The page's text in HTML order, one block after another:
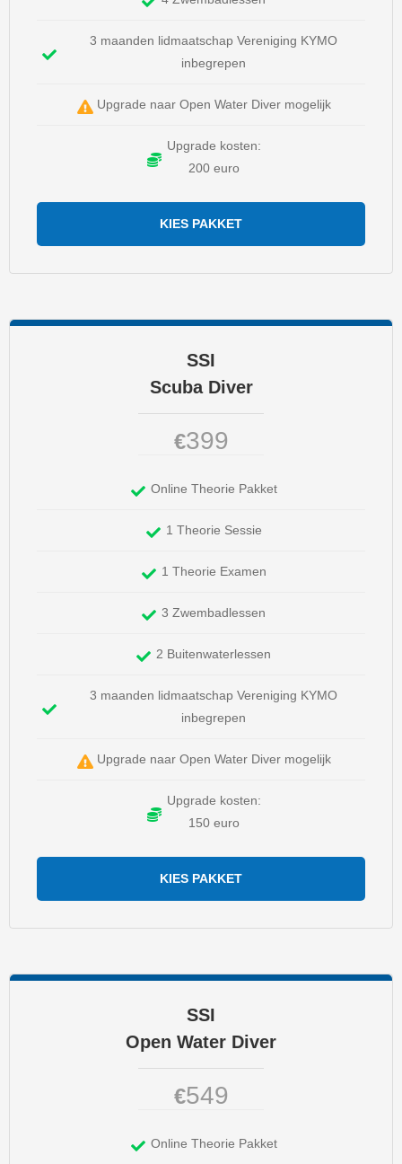
3 maanden lidmaatschap Vereniging KYMO
inbegrepen
Upgrade naar Open Water Diver mogelijk
Upgrade kosten:
200 euro
KIES PAKKET
SSI
Scuba Diver
€399
Online Theorie Pakket
1 Theorie Sessie
1 Theorie Examen
3 Zwembadlessen
2 Buitenwaterlessen
3 maanden lidmaatschap Vereniging KYMO
inbegrepen
Upgrade naar Open Water Diver mogelijk
Upgrade kosten:
150 euro
KIES PAKKET
SSI
Open Water Diver
€549
Online Theorie Pakket